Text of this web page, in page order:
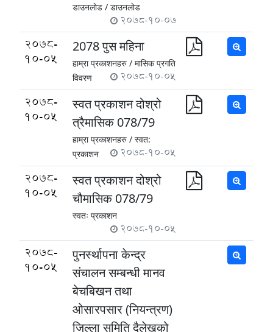
डाउनलाेड / डाउनलाेड
2078-10-07
2078-
10-05
2078 पुस महिना
हाम्रा प्रकाशनहरु / मासिक प्रगति
विवरण
2078-10-05
2078-
10-05
स्वत प्रकाशन दोश्रो
त्रैमासिक 078/79
हाम्रा प्रकाशनहरु / स्वत:
प्रकाशन
2078-10-05
2078-
10-05
स्वत प्रकाशन दोश्रो
चौमासिक 078/79
स्वतः प्रकाशन
2078-10-05
2078-
10-05
पुनर्स्थापना केन्द्र
संचालन सम्बन्धी मानव
बेचबिखन तथा
ओसारपसार (नियन्त्रण)
जिल्ला समिति दैलेखको